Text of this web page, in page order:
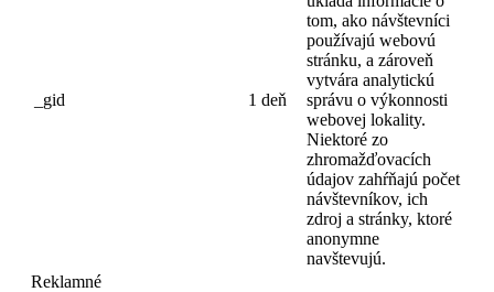
_gid 1 deň
tom, ako návštevníci
používajú webovú
stránku, a zároveň
vytvára analytickú
správu o výkonnosti
webovej lokality.
Niektoré zo
zhromažďovacích
údajov zahŕňajú počet
návštevníkov, ich
zdroj a stránky, ktoré
anonymne
navštevujú.
Reklamné